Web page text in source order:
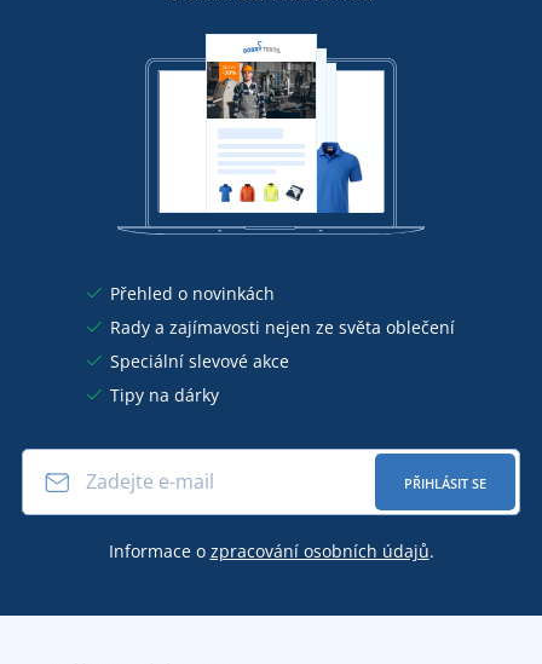
Přehled o novinkách
Rady a zajímavosti nejen ze světa oblečení
Speciální slevové akce
Tipy na dárky
PŘIHLÁSIT SE
Informace o zpracování osobních údajů.